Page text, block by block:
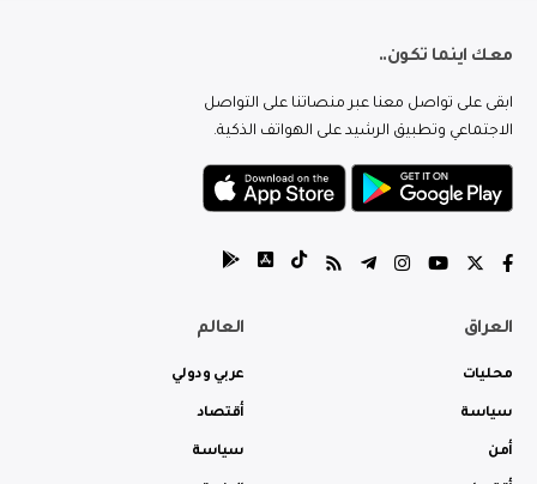
معك اينما تكون..
ابقى على تواصل معنا عبر منصاتنا على التواصل
الاجتماعي وتطبيق الرشيد على الهواتف الذكية.
العراق
محليات
سياسة
أمن
العالم
عربي ودولي
أقتصاد
سياسة